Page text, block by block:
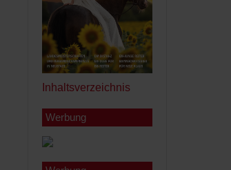
Inhaltsverzeichnis
Werbung